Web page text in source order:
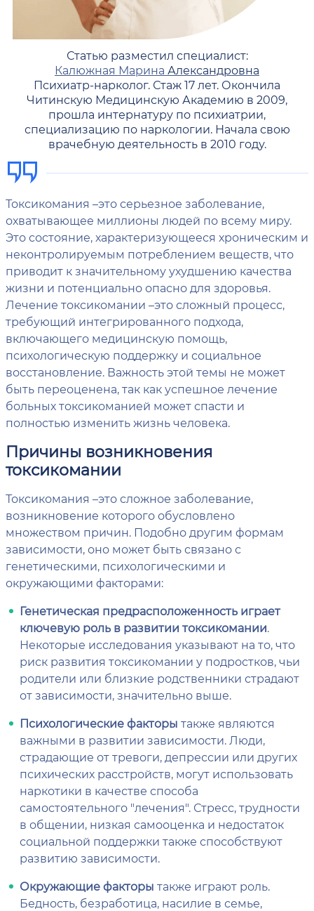
Статью разместил специалист:
Калюжная Марина Александровна
Психиатр-нарколог. Стаж 17 лет. Окончила
Читинскую Медицинскую Академию в 2009,
прошла интернатуру по психиатрии,
специализацию по наркологии. Начала свою
врачебную деятельность в 2010 году.
Токсикомания –это серьезное заболевание,
охватывающее миллионы людей по всему миру.
Это состояние, характеризующееся хроническим и
неконтролируемым потреблением веществ, что
приводит к значительному ухудшению качества
жизни и потенциально опасно для здоровья.
Лечение токсикомании –это сложный процесс,
требующий интегрированного подхода,
включающего медицинскую помощь,
психологическую поддержку и социальное
восстановление. Важность этой темы не может
быть переоценена, так как успешное лечение
больных токсикоманией может спасти и
полностью изменить жизнь человека.
Причины возникновения
токсикомании
Токсикомания –это сложное заболевание,
возникновение которого обусловлено
множеством причин. Подобно другим формам
зависимости, оно может быть связано с
генетическими, психологическими и
окружающими факторами:
Генетическая предрасположенность играет
ключевую роль в развитии токсикомании.
Некоторые исследования указывают на то, что
риск развития токсикомании у подростков, чьи
родители или близкие родственники страдают
от зависимости, значительно выше.
Психологические факторы также являются
важными в развитии зависимости. Люди,
страдающие от тревоги, депрессии или других
психических расстройств, могут использовать
наркотики в качестве способа
самостоятельного "лечения". Стресс, трудности
в общении, низкая самооценка и недостаток
социальной поддержки также способствуют
развитию зависимости.
Окружающие факторы также играют роль.
Бедность, безработица, насилие в семье,